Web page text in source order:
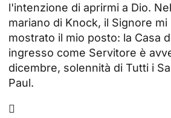
l'intenzione di aprirmi a Dio.
mariano di Knock, il Signore
mostrato il mio posto: la Casa
ingresso come Servitore è
dicembre, solennità di Tutti i
Paul.
